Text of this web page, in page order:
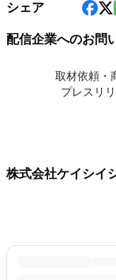
シェア
配信企業へのお問
取材依頼・
プレスリ
株式会社ケイシイ